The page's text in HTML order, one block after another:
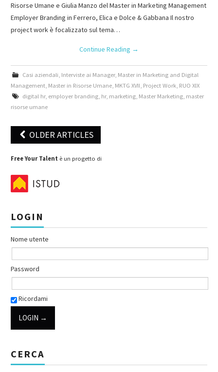
Risorse Umane e Giulia Manzo del Master in Marketing Management
Employer Branding in Ferrero, Elica e Dolce & Gabbana Il nostro
project work è focalizzato sul tema…
Continue Reading →
Casi aziendali Interviste ai Manager, Master in Marketing and Digital
Management Master in Risorse Umane MKTG XVII Project Work RUO XIX
digital hr, employer branding, hr, marketing, Master Marketing, master
risorse umane
Post navigation
OLDER ARTICLES
Free Your Talent è un progetto di
LOGIN
Nome utente
Password
Ricordami
CERCA